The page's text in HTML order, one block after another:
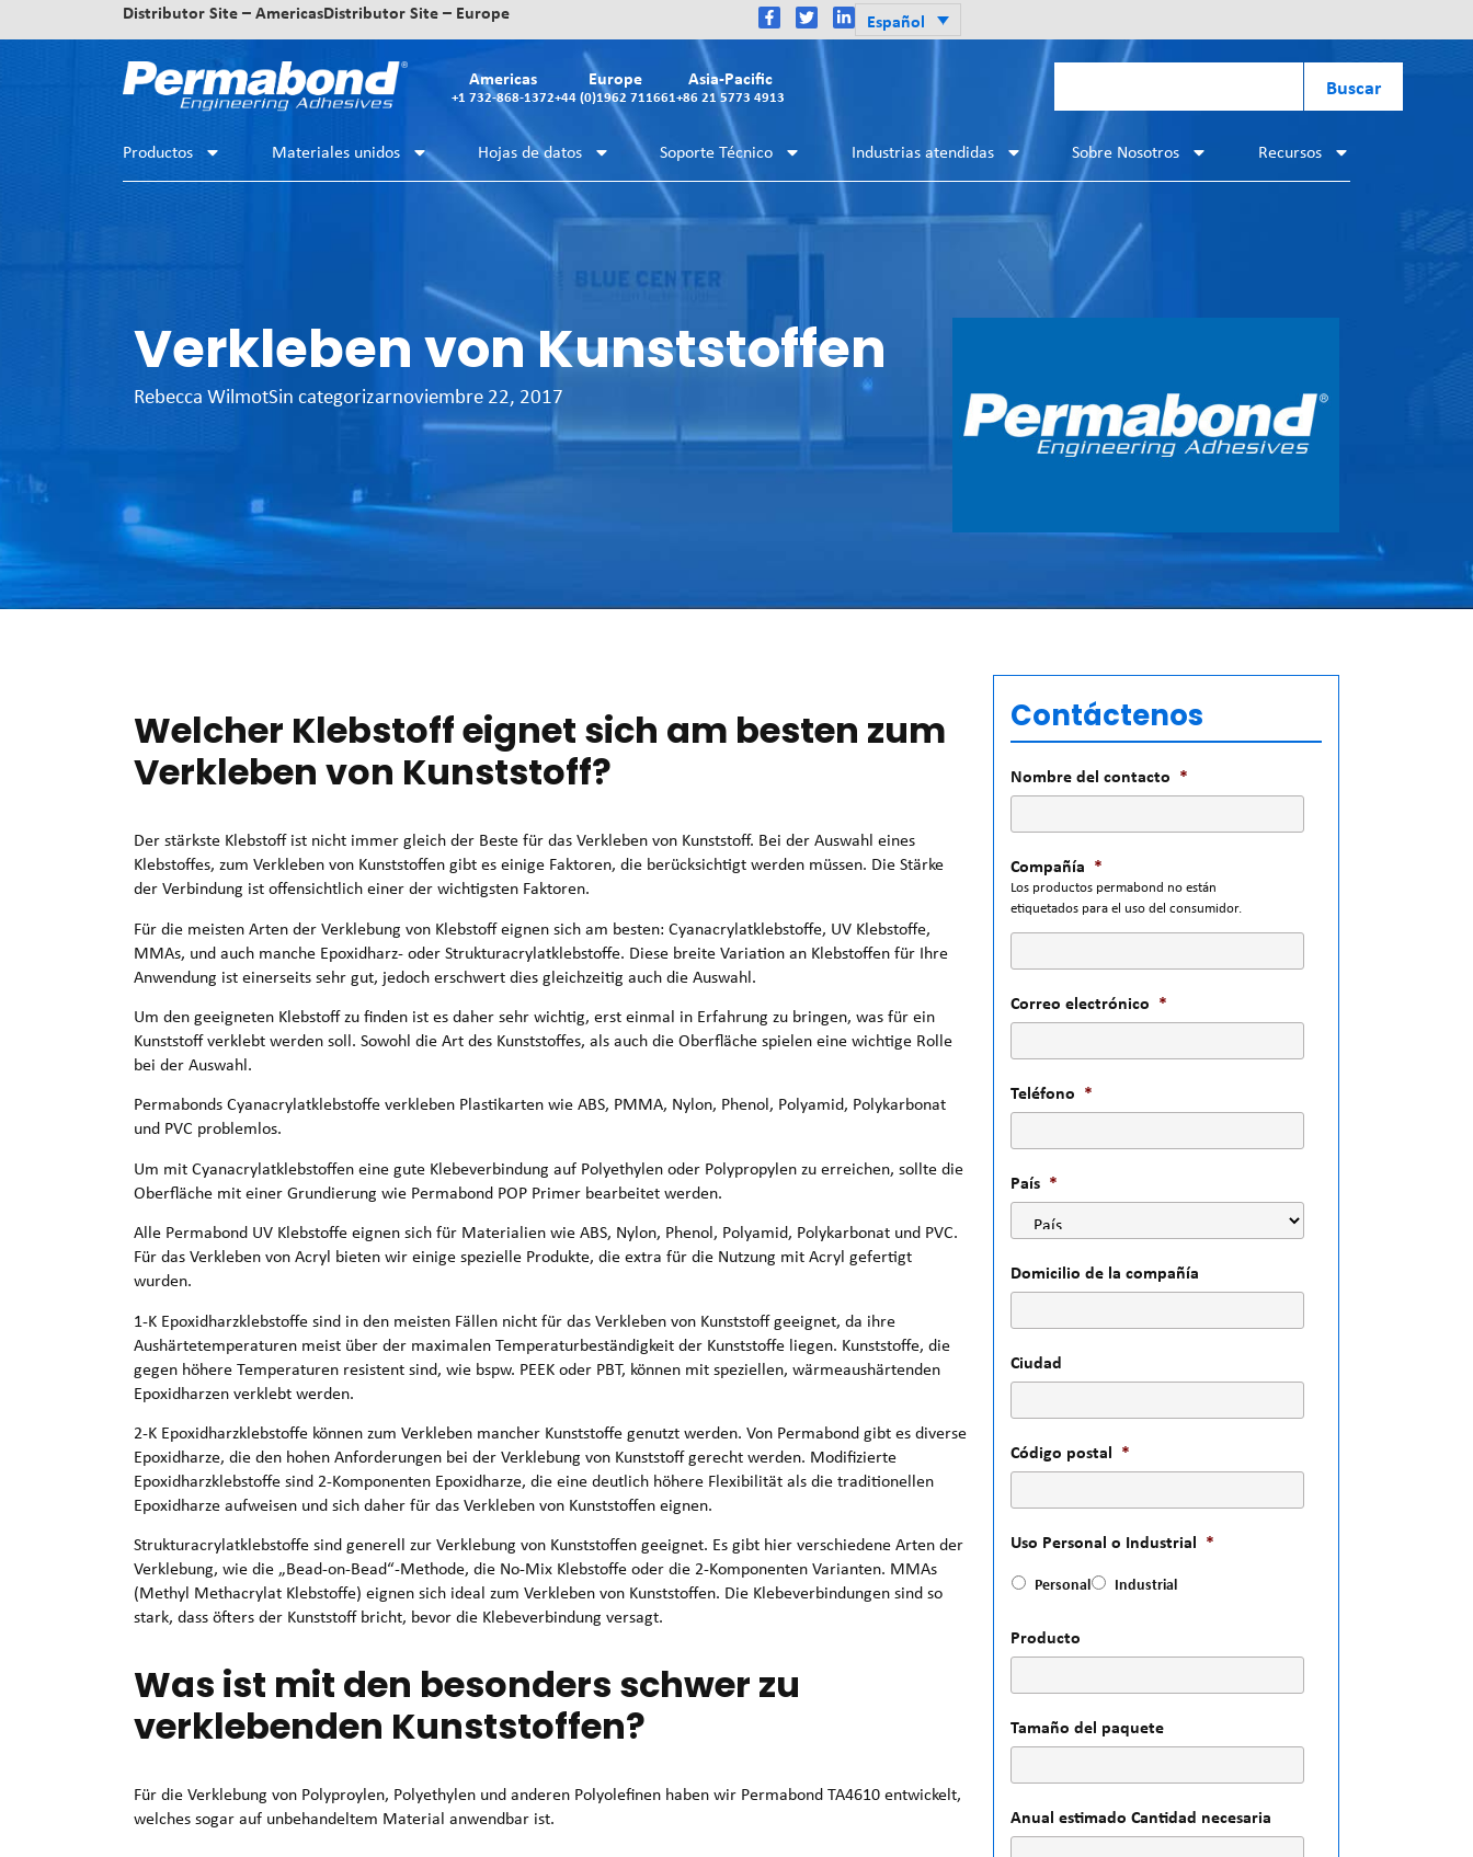
Distributor Site – AmericasDistributor Site – Europe Español
Americas
+1 732-868-1372
Europe
+44 (0)1962 711661
Asia-Pacific
+86 21 5773 4913 Buscar
Productos Materiales unidos Hojas de datos Soporte Técnico Industrias atendidas Sobre Nosotros Recursos
Verkleben von Kunststoffen
Rebecca WilmotSin categorizarnoviembre 22, 2017
Welcher Klebstoff eignet sich am besten zum
Verkleben von Kunststoff?
Der stärkste Klebstoff ist nicht immer gleich der Beste für das Verkleben von Kunststoff. Bei der Auswahl eines
Klebstoffes, zum Verkleben von Kunststoffen gibt es einige Faktoren, die berücksichtigt werden müssen. Die Stärke
der Verbindung ist offensichtlich einer der wichtigsten Faktoren.
Für die meisten Arten der Verklebung von Klebstoff eignen sich am besten: Cyanacrylatklebstoffe, UV Klebstoffe,
MMAs, und auch manche Epoxidharz- oder Strukturacrylatklebstoffe. Diese breite Variation an Klebstoffen für Ihre
Anwendung ist einerseits sehr gut, jedoch erschwert dies gleichzeitig auch die Auswahl.
Um den geeigneten Klebstoff zu finden ist es daher sehr wichtig, erst einmal in Erfahrung zu bringen, was für ein
Kunststoff verklebt werden soll. Sowohl die Art des Kunststoffes, als auch die Oberfläche spielen eine wichtige Rolle
bei der Auswahl.
Permabonds Cyanacrylatklebstoffe verkleben Plastikarten wie ABS, PMMA, Nylon, Phenol, Polyamid, Polykarbonat
und PVC problemlos.
Um mit Cyanacrylatklebstoffen eine gute Klebeverbindung auf Polyethylen oder Polypropylen zu erreichen, sollte die
Oberfläche mit einer Grundierung wie Permabond POP Primer bearbeitet werden.
Alle Permabond UV Klebstoffe eignen sich für Materialien wie ABS, Nylon, Phenol, Polyamid, Polykarbonat und PVC.
Für das Verkleben von Acryl bieten wir einige spezielle Produkte, die extra für die Nutzung mit Acryl gefertigt
wurden.
1-K Epoxidharzklebstoffe sind in den meisten Fällen nicht für das Verkleben von Kunststoff geeignet, da ihre
Aushärtetemperaturen meist über der maximalen Temperaturbeständigkeit der Kunststoffe liegen. Kunststoffe, die
gegen höhere Temperaturen resistent sind, wie bspw. PEEK oder PBT, können mit speziellen, wärmeaushärtenden
Epoxidharzen verklebt werden.
2-K Epoxidharzklebstoffe können zum Verkleben mancher Kunststoffe genutzt werden. Von Permabond gibt es diverse
Epoxidharze, die den hohen Anforderungen bei der Verklebung von Kunststoff gerecht werden. Modifizierte
Epoxidharzklebstoffe sind 2-Komponenten Epoxidharze, die eine deutlich höhere Flexibilität als die traditionellen
Epoxidharze aufweisen und sich daher für das Verkleben von Kunststoffen eignen.
Strukturacrylatklebstoffe sind generell zur Verklebung von Kunststoffen geeignet. Es gibt hier verschiedene Arten der
Verklebung, wie die „Bead-on-Bead“-Methode, die No-Mix Klebstoffe oder die 2-Komponenten Varianten. MMAs
(Methyl Methacrylat Klebstoffe) eignen sich ideal zum Verkleben von Kunststoffen. Die Klebeverbindungen sind so
stark, dass öfters der Kunststoff bricht, bevor die Klebeverbindung versagt.
Was ist mit den besonders schwer zu
verklebenden Kunststoffen?
Für die Verklebung von Polyproylen, Polyethylen und anderen Polyolefinen haben wir Permabond TA4610 entwickelt,
welches sogar auf unbehandeltem Material anwendbar ist.
Contáctenos
Nombre del contacto *
Compañía *
Los productos permabond no están
etiquetados para el uso del consumidor.
Correo electrónico *
Teléfono *
País *
Domicilio de la compañía
Ciudad
Código postal *
Uso Personal o Industrial *
Personal Industrial
Producto
Tamaño del paquete
Anual estimado Cantidad necesaria